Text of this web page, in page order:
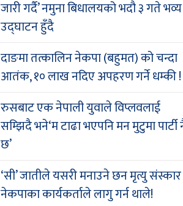
जारी गर्दै’ नमुना बिधालयको भदौ ३ गते भव्य
उद्घाटन हुँदै
दाङमा तत्कालिन नेकपा (बहुमत) को चन्दा
आतंक, १० लाख नदिए अपहरण गर्ने धम्की !
रुसबाट एक नेपाली युवाले विप्लवलाई
सम्झिदै भने‘म टाढा भएपनि मन मुटुमा पार्टी
छ’
‘सी’ जातीले यसरी मनाउने छन मृत्यु
नेकपाका कार्यकर्ताले लागु गर्न थाले!